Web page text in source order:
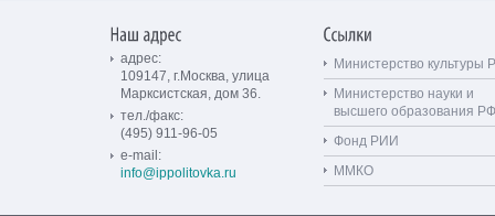
адрес:
109147, г.Москва, улица
Марксистская, дом 36.
тел./факс:
(495) 911-96-05
e-mail:
info@ippolitovka.ru
Министерство культуры
Министерство науки и
высшего образования РФ
Фонд РИИ
ММКО